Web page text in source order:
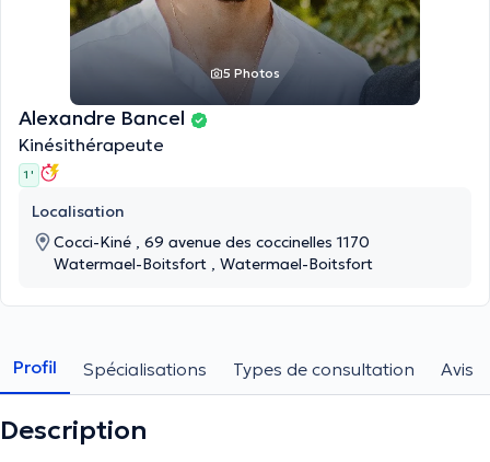
5 Photos
Alexandre Bancel
Kinésithérapeute
1 '
Localisation
Cocci-Kiné , 69 avenue des coccinelles 1170
Watermael-Boitsfort , Watermael-Boitsfort
Profil Spécialisations Types de consultation Avis
Description